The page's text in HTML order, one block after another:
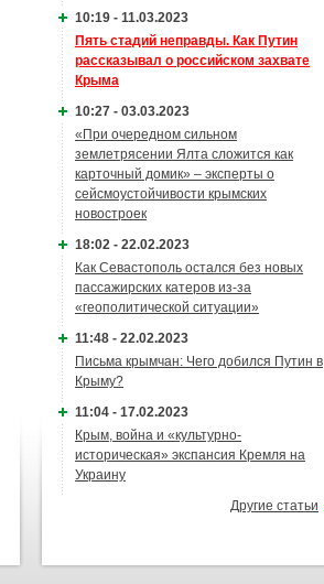
10:19 - 11.03.2023
Пять стадий неправды. Как Путин
рассказывал о российском захвате
Крыма
10:27 - 03.03.2023
«При очередном сильном
землетрясении Ялта сложится как
карточный домик» – эксперты о
сейсмоустойчивости крымских
новостроек
18:02 - 22.02.2023
Как Севастополь остался без новых
пассажирских катеров из-за
«геополитической ситуации»
11:48 - 22.02.2023
Письма крымчан: Чего добился Путин в
Крыму?
11:04 - 17.02.2023
Крым, война и «культурно-
историческая» экспансия Кремля на
Украину
Другие статьи